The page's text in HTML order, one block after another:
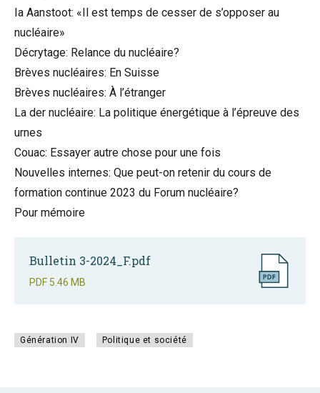
Ia Aanstoot: «Il est temps de cesser de s’opposer au
nucléaire»
Décrytage: Relance du nucléaire?
Brèves nucléaires: En Suisse
Brèves nucléaires: À l’étranger
La der nucléaire: La politique énergétique à l’épreuve des
urnes
Couac: Essayer autre chose pour une fois
Nouvelles internes: Que peut-on retenir du cours de
formation continue 2023 du Forum nucléaire?
Pour mémoire
Bulletin 3-2024_F.pdf
PDF 5.46 MB
Génération IV Politique et société